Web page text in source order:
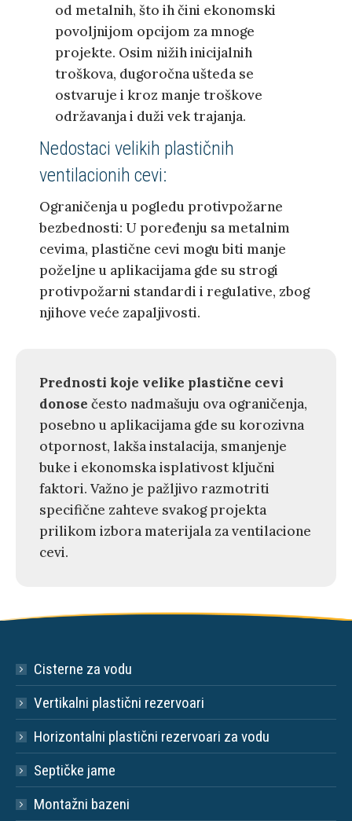
od metalnih, što ih čini ekonomski
povoljnijom opcijom za mnoge
projekte. Osim nižih inicijalnih
troškova, dugoročna ušteda se
ostvaruje i kroz manje troškove
održavanja i duži vek trajanja.
Nedostaci velikih plastičnih
ventilacionih cevi:
Ograničenja u pogledu protivpožarne
bezbednosti: U poređenju sa metalnim
cevima, plastične cevi mogu biti manje
poželjne u aplikacijama gde su strogi
protivpožarni standardi i regulative, zbog
njihove veće zapaljivosti.
Prednosti koje velike plastične cevi
donose često nadmašuju ova ograničenja,
posebno u aplikacijama gde su korozivna
otpornost, lakša instalacija, smanjenje
buke i ekonomska isplativost ključni
faktori. Važno je pažljivo razmotriti
specifične zahteve svakog projekta
prilikom izbora materijala za ventilacione
cevi.
Cisterne za vodu
Vertikalni plastični rezervoari
Horizontalni plastični rezervoari za vodu
Septičke jame
Montažni bazeni